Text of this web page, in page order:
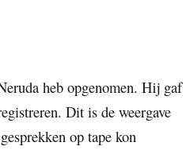
heb opgenomen. Hij gaf
Dit is de weergave
op tape kon